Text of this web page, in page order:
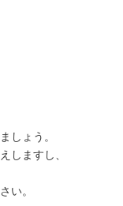
しょう。
しますし、
い。